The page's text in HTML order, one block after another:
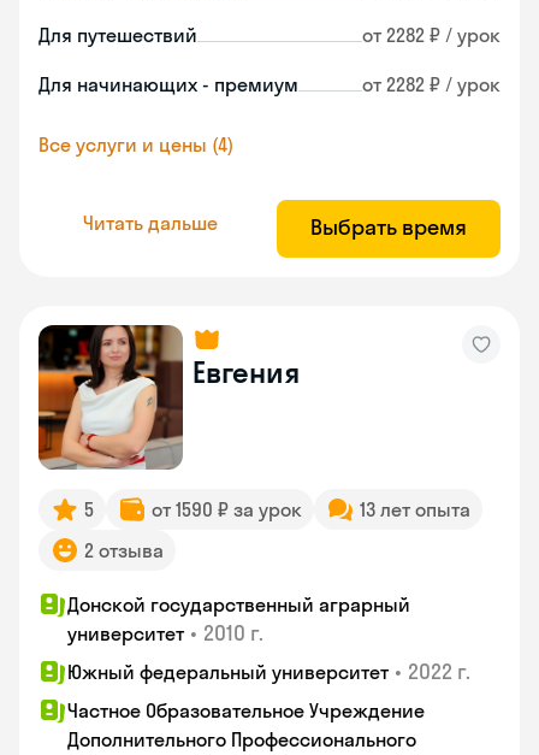
Для путешествий от 2282 ₽ / урок
Для начинающих - премиум от 2282 ₽ / урок
Все услуги и цены (4)
Читать дальше Выбрать время
Евгения
5 от 1590 ₽ за урок
13 лет опыта
2 отзыва
Донской государственный аграрный
университет • 2010 г.
Южный федеральный университет • 2022 г.
Частное Образовательное Учреждение
Дополнительного Профессионального